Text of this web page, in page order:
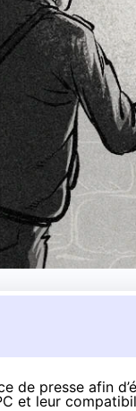
de presse afin
et leur